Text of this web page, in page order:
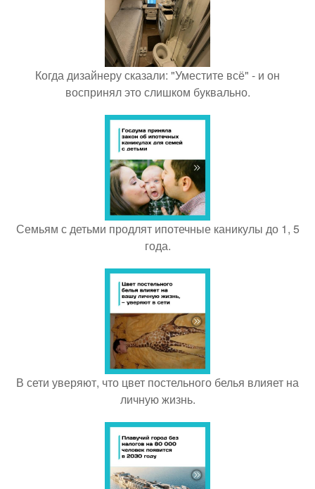
Когда дизайнеру сказали: "Уместите всё" - и он
воспринял это слишком буквально.
Семьям с детьми продлят ипотечные каникулы до 1, 5
года.
В сети уверяют, что цвет постельного белья влияет на
личную жизнь.